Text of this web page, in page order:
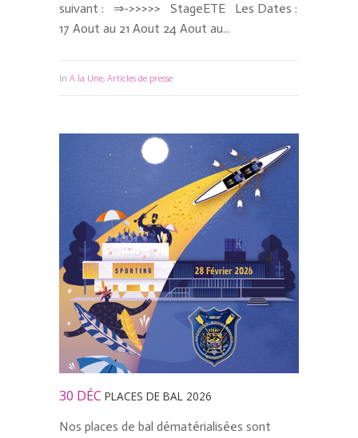
suivant : ⇒->>>>> StageETE Les Dates :
17 Aout au 21 Aout 24 Aout au...
In A la Une, Articles de presse
30 DÉC PLACES DE BAL 2026
Nos places de bal dématérialisées sont